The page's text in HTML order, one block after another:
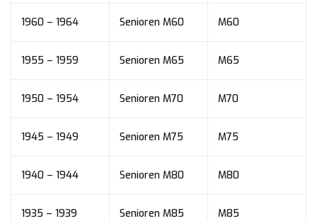
1960 – 1964 Senioren M60 M60
1955 – 1959 Senioren M65 M65
1950 – 1954 Senioren M70 M70
1945 – 1949 Senioren M75 M75
1940 – 1944 Senioren M80 M80
1935 – 1939 Senioren M85 M85